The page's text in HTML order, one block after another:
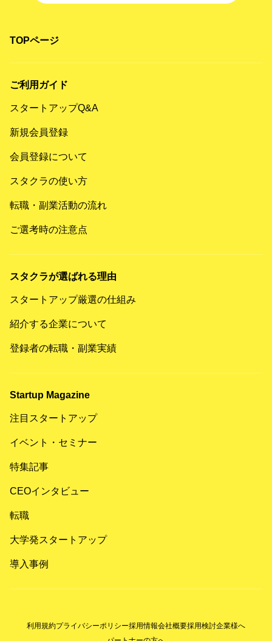
TOPページ
ご利用ガイド
スタートアップQ&A
新規会員登録
会員登録について
スタクラの使い方
転職・副業活動の流れ
ご選考時の注意点
スタクラが選ばれる理由
スタートアップ厳選の仕組み
紹介する企業について
登録者の転職・副業実績
Startup Magazine
注目スタートアップ
イベント・セミナー
特集記事
CEOインタビュー
転職
大学発スタートアップ
導入事例
利用規約プライバシーポリシー採用情報会社概要採用検討企業様へ